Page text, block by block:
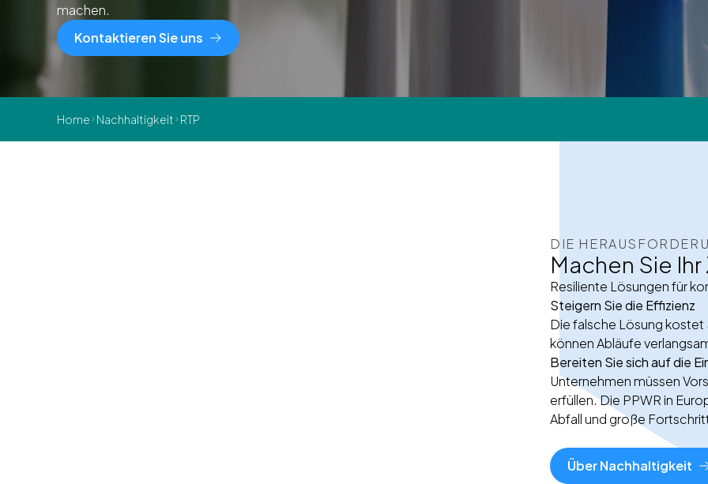
machen.
Kontaktieren Sie uns
Home Nachhaltigkeit RTP
DIE
Machen Sie
Resiliente Lösungen für
Steigern Sie die Effizienz
Die falsche Lösung kostet
können Abläufe
Bereiten Sie sich auf die
Unternehmen müssen
erfüllen. Die PPWR in
Abfall und große
Über Nachhaltigkeit